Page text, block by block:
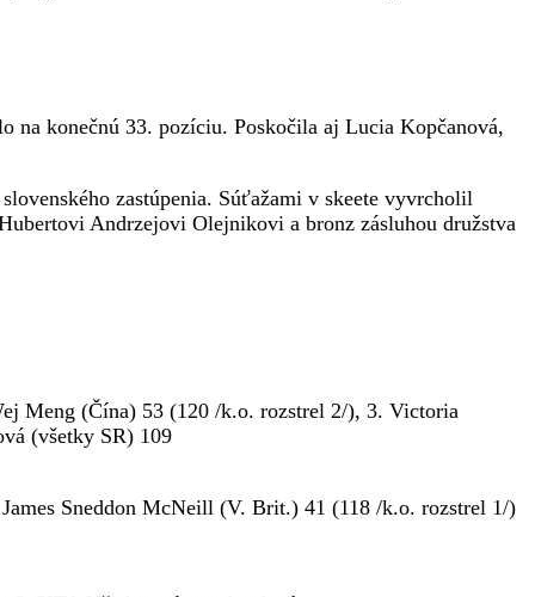
na konečnú 33. pozíciu. Poskočila aj Lucia Kopčanová,
zastúpenia. Súťažami v skeete vyvrcholil
Andrzejovi Olejnikovi a bronz zásluhou družstva
Meng (Čína) 53 (120 /k.o. rozstrel 2/), 3. Victoria
(všetky SR) 109
Sneddon McNeill (V. Brit.) 41 (118 /k.o. rozstrel 1/)